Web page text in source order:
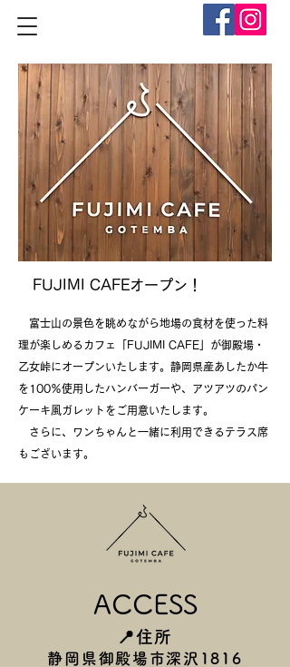
FUJIMI CAFEオープン！
富士山の景色を眺めながら地場の食材を使った料
理が楽しめるカフェ「FUJIMI CAFE」が御殿場・
乙女峠にオープンいたします。静岡県産あしたか牛
を100％使用したハンバーガーや、アツアツのパン
ケーキ風ガレットをご用意いたします。
さらに、ワンちゃんと一緒に利用できるテラス席
もございます。
ACCESS
📍住所
静岡県御殿場市深沢1816